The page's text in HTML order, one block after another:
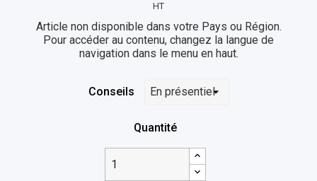
HT
Article non disponible dans votre Pays ou Région.
Pour accéder au contenu, changez la langue de
navigation dans le menu en haut.
Conseils
Quantité